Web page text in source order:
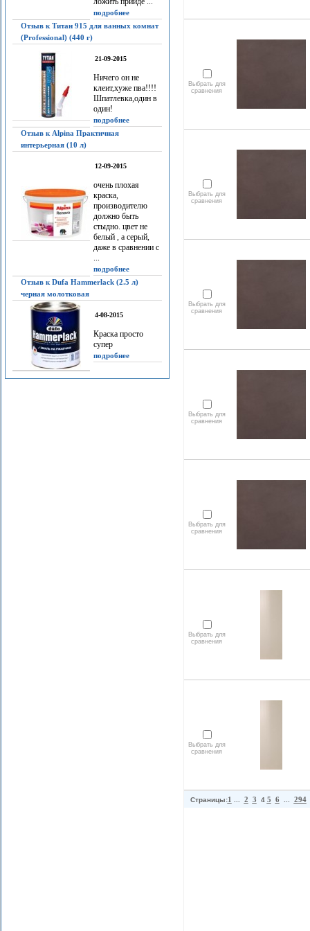
подробнее
Отзыв к Титан 915 для ванных комнат
(Professional) (440 г)
21-09-2015
Ничего он не
клеит,хуже пва!!!!
Шпатлевка,один в
один!
подробнее
Отзыв к Alpina Практичная
интерьерная (10 л)
12-09-2015
очень плохая
краска,
производителю
должно быть
стыдно. цвет не
белый , а серый,
даже в сравнении с
...
подробнее
Отзыв к Dufa Hammerlack (2.5 л)
черная молотковая
4-08-2015
Краска просто
супер
подробнее
Выбрать для
сравнения
Выбрать для
сравнения
Выбрать для
сравнения
Выбрать для
сравнения
Выбрать для
сравнения
Выбрать для
сравнения
Выбрать для
сравнения
Страницы:1 2 3 4 5 6 294